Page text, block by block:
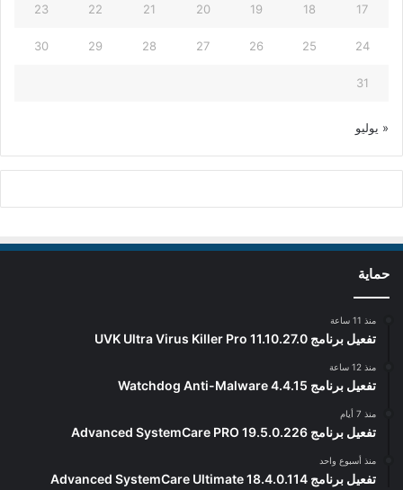
17
18
19
20
21
22
23
24
25
26
27
28
29
30
31
« يوليو
حماية
منذ 11 ساعة
تفعيل برنامج UVK Ultra Virus Killer Pro 11.10.27.0
منذ 12 ساعة
تفعيل برنامج Watchdog Anti-Malware 4.4.15
منذ 7 أيام
تفعيل برنامج Advanced SystemCare PRO 19.5.0.226
منذ أسبوع واحد
تفعيل برنامج Advanced SystemCare Ultimate 18.4.0.114